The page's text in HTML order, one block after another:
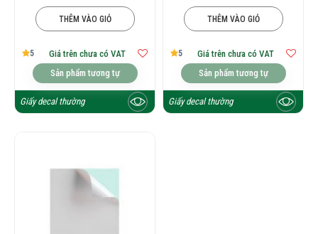
THÊM VÀO GIỎ
5
Giá trên chưa có VAT
Sản phẩm tương tự
Giấy decal thường
THÊM VÀO GIỎ
5
Giá trên chưa có VAT
Sản phẩm tương tự
Giấy decal thường